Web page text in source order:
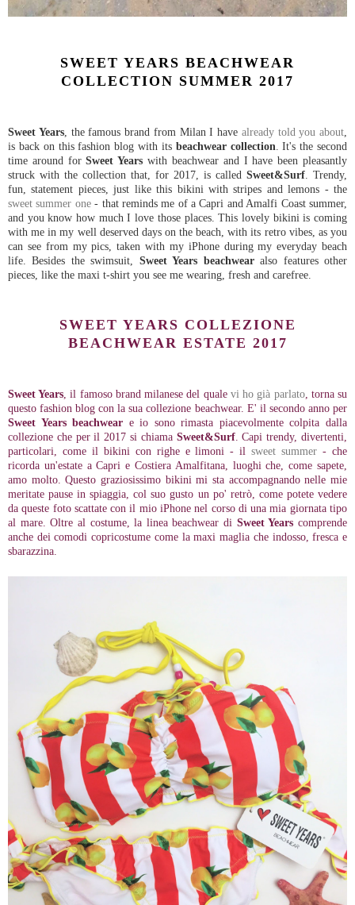
SWEET YEARS BEACHWEAR
COLLECTION SUMMER 2017
Sweet Years, the famous brand from Milan I have already told you about
is back on this fashion blog with its beachwear collection . It's the second
time around forSweet Years with beachwear and I have been pleasantly
struck with the collection that, for 2017, is called Sweet&Surf . Trendy,
fun, statement pieces, just like this bikini with stripes and lemons - the
sweet summer one- that reminds me of a Capri and Amalfi Coast summer,
and you know how much I love those places. This lovely bikini is coming
with me in my well deserved days on the beach, with its retro vibes, as you
can see from my pics, taken with my iPhone during my everyday beach
life. Besides the swimsuit, Sweet Years beachwearalso features other
pieces, like the maxi t-shirt you see me wearing, fresh and carefree.
SWEET YEARS COLLEZIONE
BEACHWEAR ESTATE 2017
Sweet Years , il famoso brand milanese del quale vi ho già parlato, torna su
questo fashion blog con la sua collezione beachwear. E' il secondo anno per
Sweet Years beachwear e io sono rimasta piacevolmente colpita dalla
collezione che per il 2017 si chiama Sweet&Surf. Capi trendy, divertenti,
particolari, come il bikini con righe e limoni - ilsweet summer - che
ricorda un'estate a Capri e Costiera Amalfitana, luoghi che, come sapete,
amo molto. Questo graziosissimo bikini mi sta accompagnando nelle mie
meritate pause in spiaggia, col suo gusto un po' retrò, come potete vedere
da queste foto scattate con il mio iPhone nel corso di una mia giornata tipo
al mare. Oltre al costume, la linea beachwear di Sweet Years comprende
anche dei comodi copricostume come la maxi maglia che indosso, fresca e
sbarazzina.